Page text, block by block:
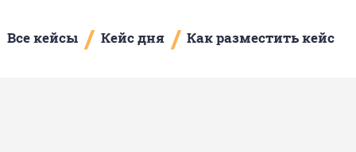
Все кейсы / Кейс дня / Как разместить кейс